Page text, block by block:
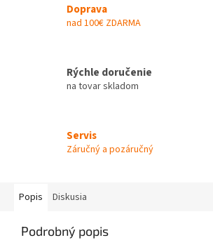
Doprava
nad 100€ ZDARMA
Rýchle doručenie
na tovar skladom
Servis
Záručný a pozáručný
Popis Diskusia
Podrobný popis